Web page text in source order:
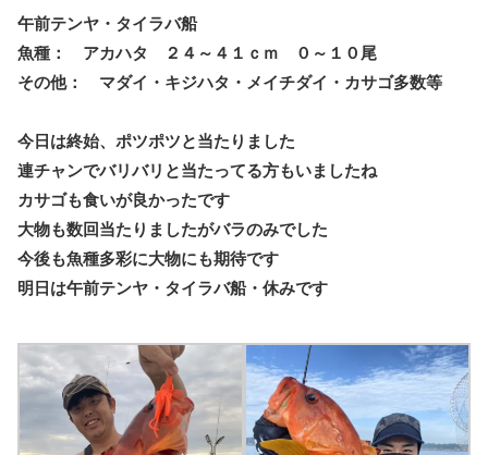
午前テンヤ・タイラバ船
魚種： アカハタ ２４～４１ｃｍ ０～１０尾
その他： マダイ・キジハタ・メイチダイ・カサゴ多数等
今日は終始、ポツポツと当たりました
連チャンでバリバリと当たってる方もいましたね
カサゴも食いが良かったです
大物も数回当たりましたがバラのみでした
今後も魚種多彩に大物にも期待です
明日は午前テンヤ・タイラバ船・休みです